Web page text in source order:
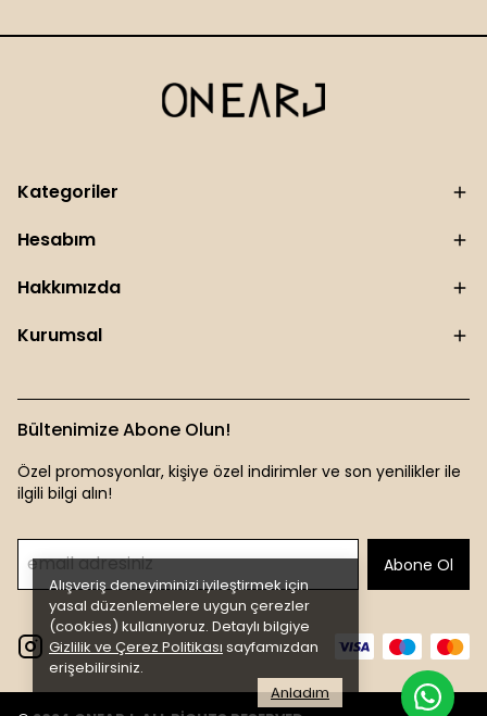
Alışveriş deneyiminizi iyileştirmek için
yasal düzenlemelere uygun çerezler
(cookies) kullanıyoruz. Detaylı bilgiye
Gizlilik ve Çerez Politikası sayfamızdan
erişebilirsiniz.
Anladım
Kategoriler
Hesabım
Hakkımızda
Kurumsal
Bültenimize Abone Olun!
Özel promosyonlar, kişiye özel indirimler ve son yenilikler ile
ilgili bilgi alın!
Abone Ol